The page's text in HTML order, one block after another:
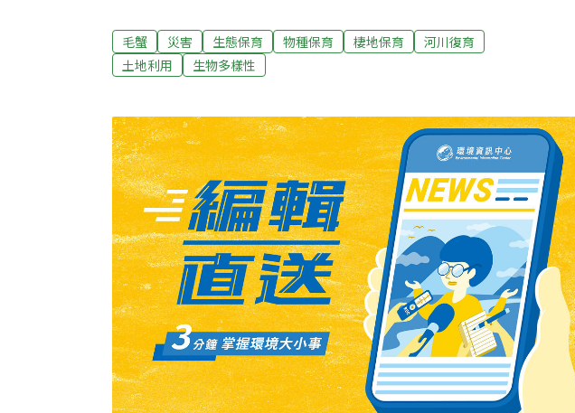
游都少見毛蟹蹤跡，有人說是風災河床改變所致，也有人說是重建工程讓
河水汙濁，讓毛蟹無法順利繁殖。不過，這幾天台東地區雷聲大作，不時
下起間歇雨，南迴地區河川溪水直流大海，這幾天許多在出海口捕撈鰻苗
的大竹社區協會理事張金福表示，毛蟹會出現下游地區，是個好現象，表
示復育毛蟹逐漸有了成果，也證明重建工程告一段落後，河水汙濁度降
低，毛蟹也可順著河水到出海口繁殖。另張金福強調，復育毛蟹的計畫還
有很長的路，呼籲愛吃毛蟹的民眾，千萬不要濫捕。
毛蟹 災害 生態保育 物種保育 棲地保育
河川復育
土地利用
生物多樣性